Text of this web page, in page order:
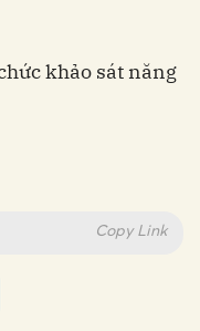
khảo sát năng
Copy Link